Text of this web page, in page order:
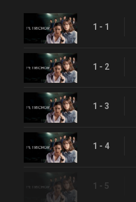
1 - 1
1 - 2
1 - 3
1 - 4
1 - 5